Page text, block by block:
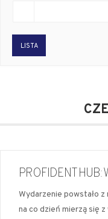
LISTA
PROFIDENT HUB:
Wydarzenie powstało
na co dzień mierzą się